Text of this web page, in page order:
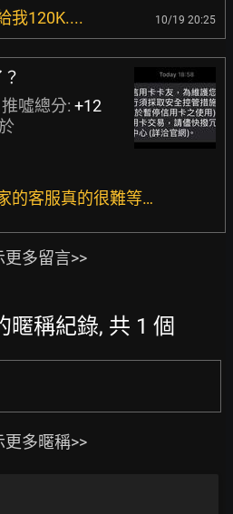
我120K.... 10/19 20:25
噓總分: +12
的客服真的很難等…
更多留言>>
暱稱紀錄, 共 1 個
更多暱稱>>